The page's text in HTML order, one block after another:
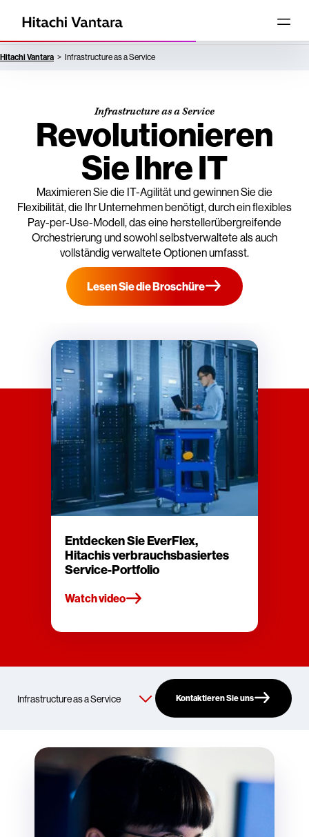
Hitachi Vantara Infrastructure as a Service
Entdecken Sie EverFlex,
Hitachis verbrauchsbasiertes
Service-Portfolio
Watch video
Infrastructure as a Service
Revolutionieren
Sie Ihre IT
Maximieren Sie die IT-Agilität und gewinnen Sie die
Flexibilität, die Ihr Unternehmen benötigt, durch ein flexibles
Pay-per-Use-Modell, das eine herstellerübergreifende
Orchestrierung und sowohl selbstverwaltete als auch
vollständig verwaltete Optionen umfasst.
Lesen Sie die Broschüre
Kontaktieren Sie uns